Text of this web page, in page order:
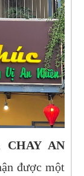
CHAY AN
được một